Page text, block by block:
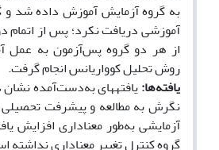
به گروه آزمایش آموزش داده شد و
آموزشی دریافت نکرد؛ پس از اتمام
از هر دو گروه پس‌آزمون به عمل
روش تحلیل کوواریانس انجام گرفت.
یافته‌ها:یافته­های به‌دست‌آمده نشان
نگرش به مطالعه و پیشرفت تحصیلی
آزمایشی به‌طور معناداری افزایش
گروه کنترل تغییر معناداری نداشته